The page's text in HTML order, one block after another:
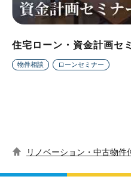
住宅ローン・資金計画セ
物件相談 ローンセミナー
リノベーション・中古物件